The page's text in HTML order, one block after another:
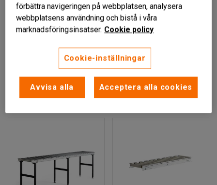
Rullstöd, hopfällbart,
höjd: 700-1100 mm
919 kr KÖP
Finns i flera utföranden
Rullbana, stålrullar,
1200x800 mm
2 965 kr KÖP
förbättra navigeringen på webbplatsen, analysera
webbplatsens användning och bistå i våra
marknadsföringsinsatser. Cookie policy
Cookie-inställningar
Avvisa alla Acceptera alla cookies